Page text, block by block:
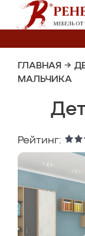
ГЛАВНАЯ →
МАЛЬЧИКА
Рейтинг: